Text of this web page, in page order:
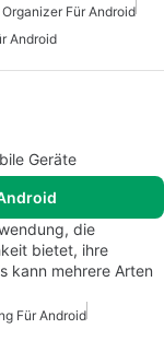
Für Android
Android
Geräte
die
bietet, ihre
kann mehrere Arten
Für Android